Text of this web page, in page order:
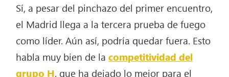
Sí, a pesar del pinchazo del primer encuentro,
el Madrid llega a la tercera prueba de fuego
como líder. Aún así, podría quedar fuera. Esto
habla muy bien de lacompetitividad del
grupo H, que ha dejado lo mejor para el